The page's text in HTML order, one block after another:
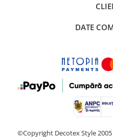
DATE
©Copyright Decotex Style 2005